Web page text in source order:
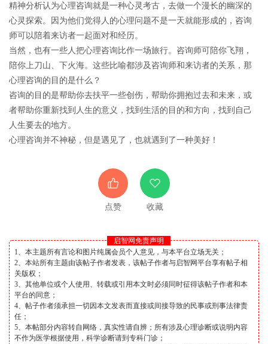
精神分析认为心理咨询就是一种心灵考古，去做一个漫长的幽深的
心灵探索。因为他们觉得人的心理问题不是一天就能形成的，咨询
师可以陪着来访者一起面对和经历。
当然，也有一些人把心理咨询比作一场旅行。咨询师可陪你飞翔，
陪你上刀山、下火海。这些比喻都涉及咨询师和来访者的关系，那
心理咨询的目的是什么？
咨询的目的是帮助你去扶平一些创伤，帮助你拥抱过去和未来，或
者帮助你重新找到人生的意义，找到生活的目的和方向，找到自己
人生要去的地方。
心理咨询并不神秘，但是遇见了，也就遇到了一种美好！
点赞 收藏
启智网免责声明
1、本主题所有言论和图片纯属会员个人意见，与本平台立场无关；
2、本站所有主题由该帖子作者发表，该帖子作者与启智网平台享有帖子相
关版权；
3、其他单位或个人使用、转载或引用本文时必须同时征得该帖子作者和本
平台的同意；
4、帖子作者须承担一切因本文发表而直接或间接导致的民事或刑事法律责
任；
5、本帖部分内容转自网络，真实性请自辨；所有涉及心理诊断或说明内容
不作为医学根据使用，科学诊断请到专科门诊；